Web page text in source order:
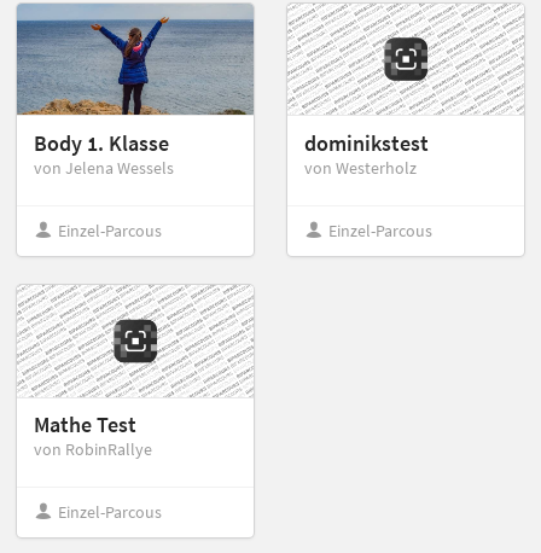
Body 1. Klasse
von Jelena Wessels
Einzel-Parcous
dominikstest
von Westerholz
Einzel-Parcous
Mathe Test
von RobinRallye
Einzel-Parcous